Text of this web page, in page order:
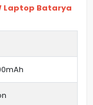
Laptop Batarya